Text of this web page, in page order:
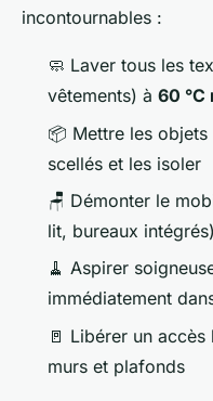
incontournables :
🧼 Laver tous les
vêtements) à 60 °C
📦 Mettre les
scellés et les isoler
🪑 Démonter le
lit, bureaux intégrés)
🧹 Aspirer
immédiatement
🚪 Libérer un
murs et plafonds